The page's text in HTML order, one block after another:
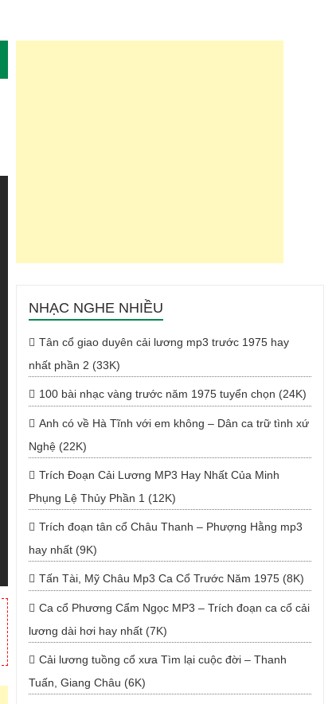
NHẠC NGHE NHIỀU
Tân cổ giao duyên cải lương mp3 trước 1975 hay
nhất phần 2 (33K)
100 bài nhạc vàng trước năm 1975 tuyển chọn (24K)
Anh có về Hà Tĩnh với em không – Dân ca trữ tình xứ
Nghệ (22K)
Trích Đoạn Cải Lương MP3 Hay Nhất Của Minh
Phụng Lệ Thủy Phần 1 (12K)
Trích đoạn tân cổ Châu Thanh – Phượng Hằng mp3
hay nhất (9K)
Tấn Tài, Mỹ Châu Mp3 Ca Cổ Trước Năm 1975 (8K)
Ca cổ Phương Cẩm Ngọc MP3 – Trích đoạn ca cổ cải
lương dài hơi hay nhất (7K)
Cải lương tuồng cổ xưa Tìm lại cuộc đời – Thanh
Tuấn, Giang Châu (6K)